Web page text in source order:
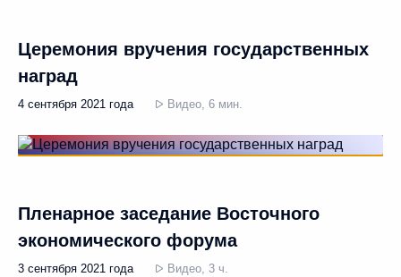
Церемония вручения государственных
наград
4 сентября 2021 года Видео, 6 мин.
Пленарное заседание Восточного
экономического форума
3 сентября 2021 года Видео, 3 ч.